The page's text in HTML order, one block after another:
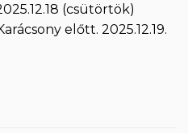
(csütörtök)
előtt. 2025.12.19.